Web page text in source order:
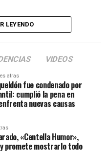
chilenos en cada paso
De hecho, el último
la suma total de
de casi $200
los costos médicos
«porque los 3.500
del fármaco y no los
los tres meses del
LEYENDO
VIDEOS
atras
fue condenado por
cumplió la pena en
nuevas causas
«Centella Humor»,
promete mostrarlo todo